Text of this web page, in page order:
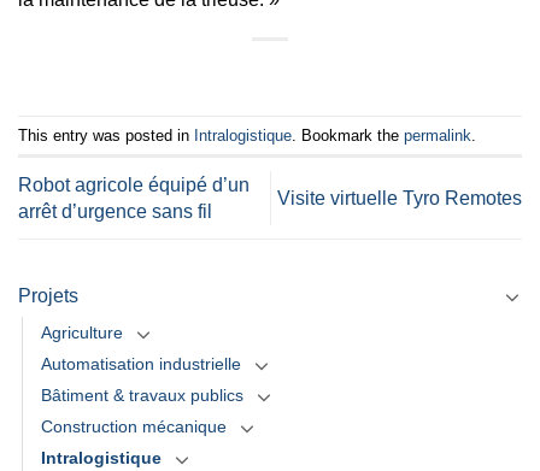
Projets
Agriculture
Automatisation industrielle
Bâtiment & travaux publics
Construction mécanique
Intralogistique
This entry was posted in Intralogistique . Bookmark the permalink
Robot agricole équipé d’un
arrêt d’urgence sans fil
Visite virtuelle Tyro Remotes